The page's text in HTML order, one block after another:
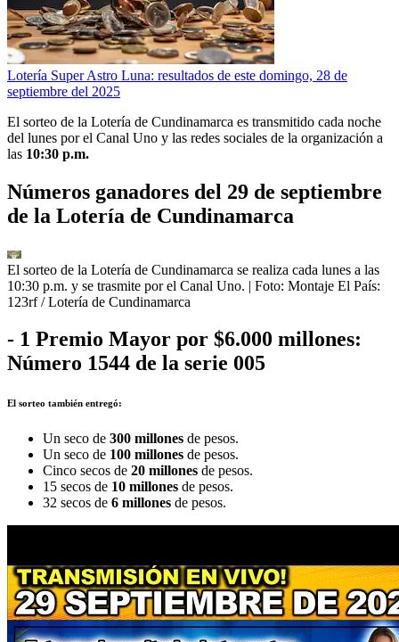
Lotería Super Astro Luna: resultados de este domingo, 28 de
septiembre del 2025
El sorteo de la Lotería de Cundinamarca es transmitido cada noche
del lunes por el Canal Uno y las redes sociales de la organización a
las 10:30 p.m.
Números ganadores del 29 de septiembre
de la Lotería de Cundinamarca
El sorteo de la Lotería de Cundinamarca se realiza cada lunes a las
10:30 p.m. y se trasmite por el Canal Uno. | Foto: Montaje El País:
123rf / Lotería de Cundinamarca
- 1 Premio Mayor por $6.000 millones:
Número 1544 de la serie 005
El sorteo también entregó:
Un seco de 300 millones de pesos.
Un seco de 100 millones de pesos.
Cinco secos de 20 millones de pesos.
15 secos de 10 millones de pesos.
32 secos de 6 millones de pesos.